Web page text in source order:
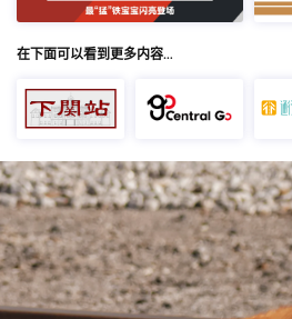
在下面可以看到更多内容…